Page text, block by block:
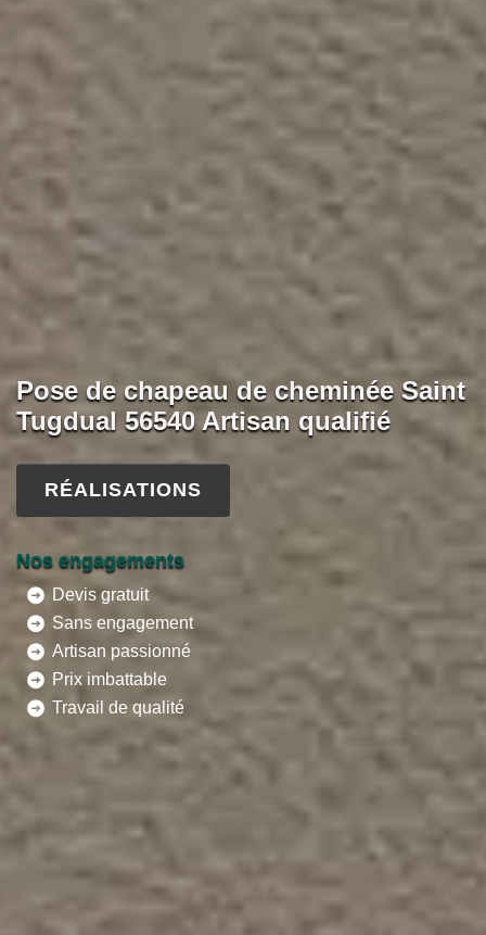
Pose de chapeau de cheminée Saint
Tugdual 56540 Artisan qualifié
RÉALISATIONS
Nos engagements
Devis gratuit
Sans engagement
Artisan passionné
Prix imbattable
Travail de qualité